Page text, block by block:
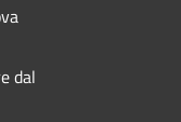
dal